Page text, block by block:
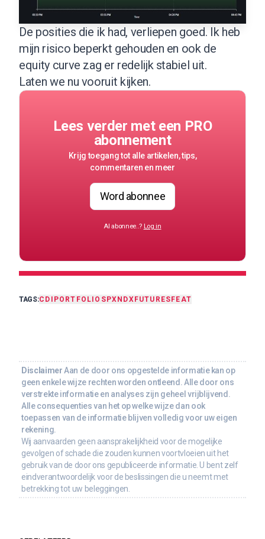
De posities die ik had, verliepen goed. Ik heb
mijn risico beperkt gehouden en ook de
equity curve zag er redelijk stabiel uit.
Laten we nu vooruit kijken.
Lees verder met een PRO
abonnement
Krijg toegang tot alle artikelen, tips,
commentaren en meer
Word abonnee
Al abonnee..? Log in
TAGS:CDI PORTFOLIO SPXNDXFUTURESFEAT
Disclaimer Aan de door ons opgestelde informatie kan op
geen enkele wijze rechten worden ontleend. Alle door ons
verstrekte informatie en analyses zijn geheel vrijblijvend.
Alle consequenties van het op welke wijze dan ook
toepassen van de informatie blijven volledig voor uw eigen
rekening.
Wij aanvaarden geen aansprakelijkheid voor de mogelijke
gevolgen of schade die zouden kunnen voortvloeien uit het
gebruik van de door ons gepubliceerde informatie. U bent zelf
eindverantwoordelijk voor de beslissingen die u neemt met
betrekking tot uw beleggingen.